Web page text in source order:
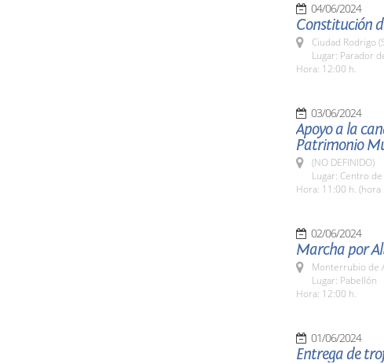
04/06/2024
Constitución
Ciudad Rodrigo
Lugar: Parador
Hora: 12:00 h.
03/06/2024
Apoyo a la
Patrimonio
(NO DEFINIDO)
Lugar: Centro
Hora: 11:00 h.
02/06/2024
Marcha por
Monterrubio de
Lugar: Pabellón
Hora: 12:00 h.
01/06/2024
Entrega de